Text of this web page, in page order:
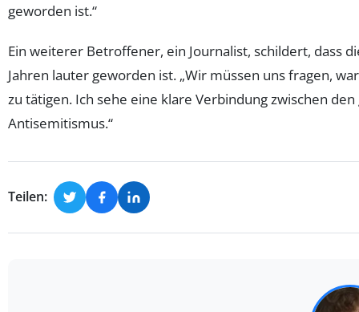
geworden ist.“
Ein weiterer Betroffener, ein Journalist, schildert, dass
Jahren lauter geworden ist. „Wir müssen uns fragen,
zu tätigen. Ich sehe eine klare Verbindung zwischen
Antisemitismus.“
Teilen: